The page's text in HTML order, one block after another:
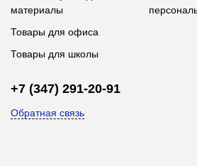
материалы
Товары для офиса
Товары для школы
+7 (347) 291-20-91
Обратная связь